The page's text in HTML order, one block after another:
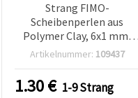
Strang FIMO-
Scheibenperlen aus
Polymer Clay, 6x1 mm,
Loch: 2 mm, Rot, ca. 320
Artikelnummer: 109437
1.30€ 1-9 Strang